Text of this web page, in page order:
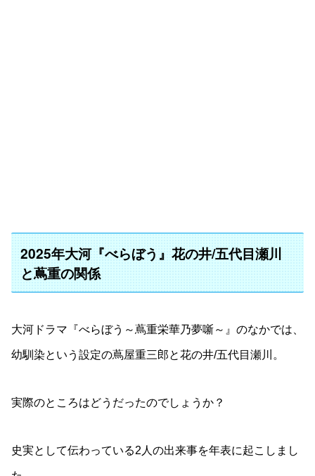
2025年大河『べらぼう』花の井/五代目瀬川
と蔦重の関係
大河ドラマ『べらぼう～蔦重栄華乃夢噺～』のなかでは、
幼馴染という設定の蔦屋重三郎と花の井/五代目瀬川。
実際のところはどうだったのでしょうか？
史実として伝わっている2人の出来事を年表に起こしまし